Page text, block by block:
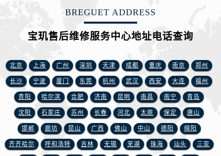
江苏省泰州市海陵区永定东路399号置地商务中心东塔（华润万象城）17层1706室宝玑售后服务中心（需提前预约）
江苏省徐州市鼓楼区淮海东路29号苏宁广场IFC国际金融中心35层3508室宝玑售后服务中心（需提前预约）
江苏省盐城市盐都区世纪大道5号盐城金融城写字楼1号楼16层1604室宝玑售后服务中心（需提前预约）
江苏省扬州市邗江区国展路29号星耀天地写字楼1号楼18层1803室宝玑售后服务中心（需提前预约）
江苏省镇江市京口区中山东路宝玑售后服务中心（需提前预约）
江西省抚州市临川区赣东大道宝玑售后服务中心（需提前预约）
江西省赣州市章贡区文清路宝玑售后服务中心（需提前预约）
BREGUET ADDRESS
宝玑售后维修服务中心地址电话查询
北京 上海 广州 深圳 天津 成都 重庆 南京 郑州
长沙 宁波 厦门 东莞 杭州 武汉 西安 大连 福州
贵阳 哈尔滨 合肥 济南 昆明 南昌 南宁 青岛
沈阳 石家庄 苏州 长春 河北 太原 保定 唐山
邯郸 廊坊 昆山 广西 佛山 中山 德阳 绵阳
齐齐哈尔 呼和浩特 吉林 无锡 芜湖 珠海 汕头 三亚